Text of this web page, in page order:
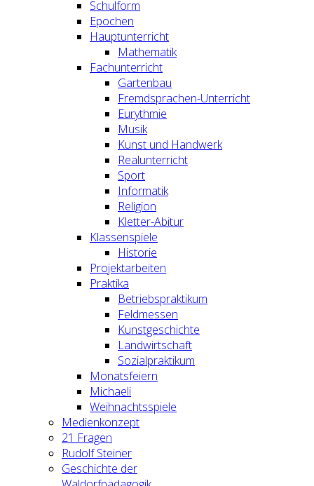
Schulform
Epochen
Hauptunterricht
Mathematik
Fachunterricht
Gartenbau
Fremdsprachen-Unterricht
Eurythmie
Musik
Kunst und Handwerk
Realunterricht
Sport
Informatik
Religion
Kletter-Abitur
Klassenspiele
Historie
Projektarbeiten
Praktika
Betriebspraktikum
Feldmessen
Kunstgeschichte
Landwirtschaft
Sozialpraktikum
Monatsfeiern
Michaeli
Weihnachtsspiele
Medienkonzept
21 Fragen
Rudolf Steiner
Geschichte der